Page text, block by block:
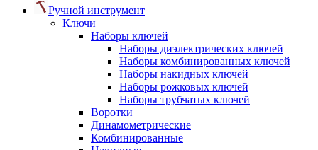
Ручной инструмент
Ключи
Наборы ключей
Наборы диэлектрических ключей
Наборы комбинированных ключей
Наборы накидных ключей
Наборы рожковых ключей
Наборы трубчатых ключей
Воротки
Динамометрические
Комбинированные